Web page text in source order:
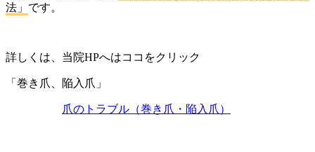
法」 です。
詳しくは、当院HPへはココをクリック
「巻き爪、陥入爪」
爪のトラブル（巻き爪・陥入爪）